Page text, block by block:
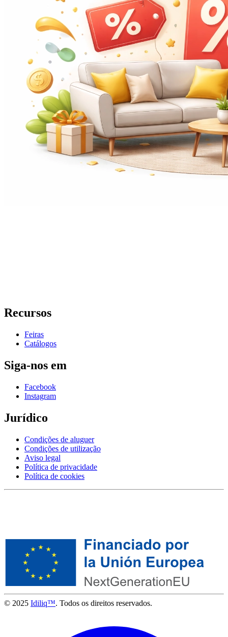
Recursos
Feiras
Catálogos
Siga-nos em
Facebook
Instagram
Jurídico
Condições de aluguer
Condições de utilização
Aviso legal
Política de privacidade
Política de cookies
© 2025 Idiliq™. Todos os direitos reservados.